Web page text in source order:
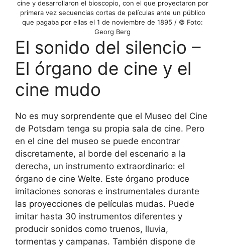
cine y desarrollaron el bioscopio, con el que proyectaron por
primera vez secuencias cortas de películas ante un público
que pagaba por ellas el 1 de noviembre de 1895 / © Foto:
Georg Berg
El sonido del silencio –
El órgano de cine y el
cine mudo
No es muy sorprendente que el Museo del Cine
de Potsdam tenga su propia sala de cine. Pero
en el cine del museo se puede encontrar
discretamente, al borde del escenario a la
derecha, un instrumento extraordinario: el
órgano de cine Welte. Este órgano produce
imitaciones sonoras e instrumentales durante
las proyecciones de películas mudas. Puede
imitar hasta 30 instrumentos diferentes y
producir sonidos como truenos, lluvia,
tormentas y campanas. También dispone de